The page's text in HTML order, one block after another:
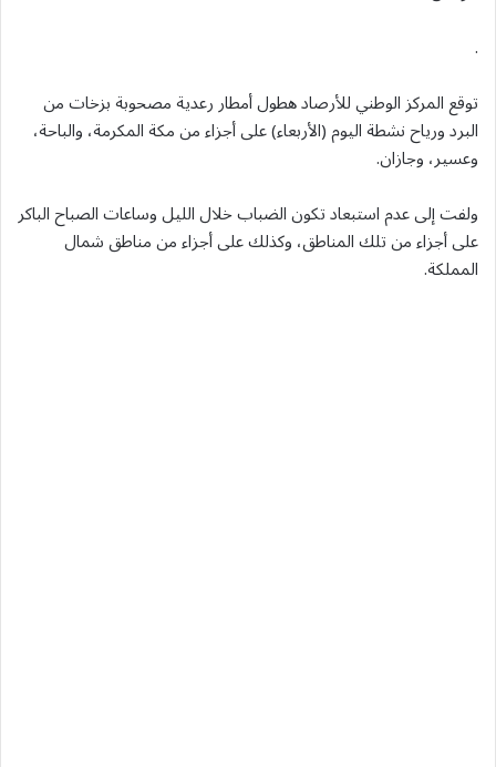
.
توقع المركز الوطني للأرصاد هطول أمطار رعدية مصحوبة بزخات من
البرد ورياح نشطة اليوم (الأربعاء) على أجزاء من مكة المكرمة، والباحة،
وعسير، وجازان.
ولفت إلى عدم استبعاد تكون الضباب خلال الليل وساعات الصباح الباكر
على أجزاء من تلك المناطق، وكذلك على أجزاء من مناطق شمال
المملكة.